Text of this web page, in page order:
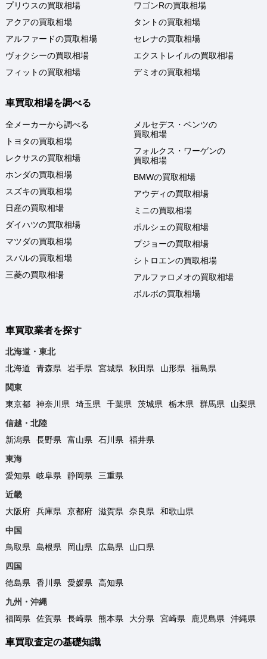
プリウスの買取相場
アクアの買取相場
アルファードの買取相場
ヴォクシーの買取相場
フィットの買取相場
ワゴンRの買取相場
タントの買取相場
セレナの買取相場
エクストレイルの買取相場
デミオの買取相場
車買取相場を調べる
全メーカーから調べる
トヨタの買取相場
レクサスの買取相場
ホンダの買取相場
スズキの買取相場
日産の買取相場
ダイハツの買取相場
マツダの買取相場
スバルの買取相場
三菱の買取相場
メルセデス・ベンツの
買取相場
フォルクス・ワーゲンの
買取相場
BMWの買取相場
アウディの買取相場
ミニの買取相場
ポルシェの買取相場
プジョーの買取相場
シトロエンの買取相場
アルファロメオの買取相場
ボルボの買取相場
車買取業者を探す
北海道・東北
北海道
青森県 岩手県 宮城県 秋田県 山形県
福島県
関東
東京都
神奈川県 埼玉県 千葉県 茨城県 栃木県 群馬県
山梨県
信越・北陸
新潟県
長野県 富山県 石川県
福井県
東海
愛知県
岐阜県 静岡県
三重県
近畿
大阪府
兵庫県 京都府 滋賀県 奈良県
和歌山県
中国
鳥取県
島根県 岡山県 広島県
山口県
四国
徳島県
香川県 愛媛県
高知県
九州・沖縄
福岡県
佐賀県 長崎県 熊本県 大分県 宮崎県 鹿児島県 沖縄県
車買取査定の基礎知識